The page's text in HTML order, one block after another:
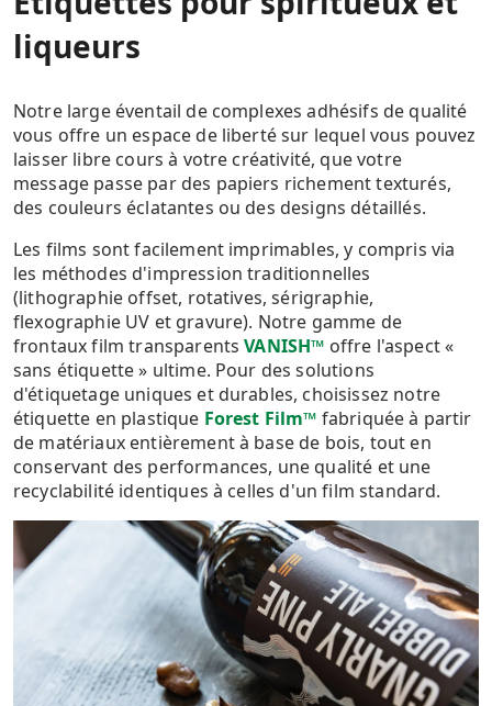
liqueurs
Notre large éventail de complexes adhésifs de qualité
vous offre un espace de liberté sur lequel vous pouvez
laisser libre cours à votre créativité, que votre
message passe par des papiers richement texturés,
des couleurs éclatantes ou des designs détaillés.
Les films sont facilement imprimables, y compris via
les méthodes d'impression traditionnelles
(lithographie offset, rotatives, sérigraphie,
flexographie UV et gravure). Notre gamme de
frontaux film transparentsVANISH™ offre l'aspect «
sans étiquette » ultime. Pour des solutions
d'étiquetage uniques et durables, choisissez notre
étiquette en plastique Forest Film™ fabriquée à partir
de matériaux entièrement à base de bois, tout en
conservant des performances, une qualité et une
recyclabilité identiques à celles d'un film standard.